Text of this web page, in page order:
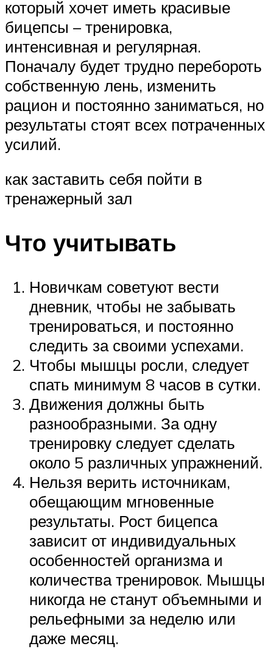
который хочет иметь красивые
бицепсы – тренировка,
интенсивная и регулярная.
Поначалу будет трудно перебороть
собственную лень, изменить
рацион и постоянно заниматься, но
результаты стоят всех потраченных
усилий.
как заставить себя пойти в
тренажерный зал
Что учитывать
Новичкам советуют вести
дневник, чтобы не забывать
тренироваться, и постоянно
следить за своими успехами.
Чтобы мышцы росли, следует
спать минимум 8 часов в сутки.
Движения должны быть
разнообразными. За одну
тренировку следует сделать
около 5 различных упражнений.
Нельзя верить источникам,
обещающим мгновенные
результаты. Рост бицепса
зависит от индивидуальных
особенностей организма и
количества тренировок. Мышцы
никогда не станут объемными и
рельефными за неделю или
даже месяц.